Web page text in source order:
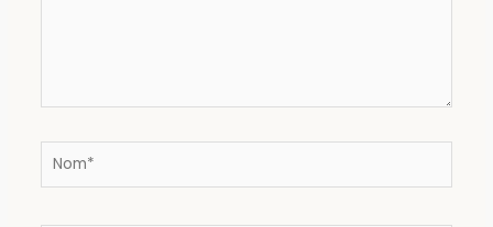
Nom*